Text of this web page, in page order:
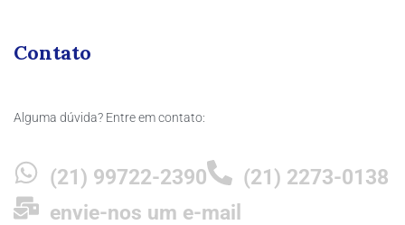
Contato
Alguma dúvida? Entre em contato:
(21) 99722-2390
(21) 2273-0138
envie-nos um e-mail